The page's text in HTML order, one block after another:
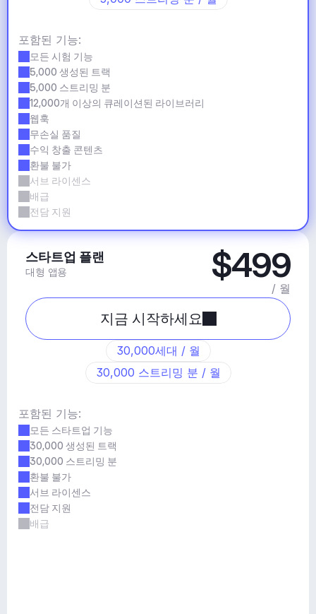
포함된 기능:
모든 시험 기능
5,000 생성된 트랙
5,000 스트리밍 분
12,000개 이상의 큐레이션된 라이브러리
웹훅
무손실 품질
수익 창출 콘텐츠
환불 불가
서브 라이센스
배급
전담 지원
스타트업 플랜
대형 앱용 $499
/ 월
지금 시작하세요
30,000세대 / 월
30,000 스트리밍 분 / 월
포함된 기능:
모든 스타트업 기능
30,000 생성된 트랙
30,000 스트리밍 분
환불 불가
서브 라이센스
전담 지원
배급